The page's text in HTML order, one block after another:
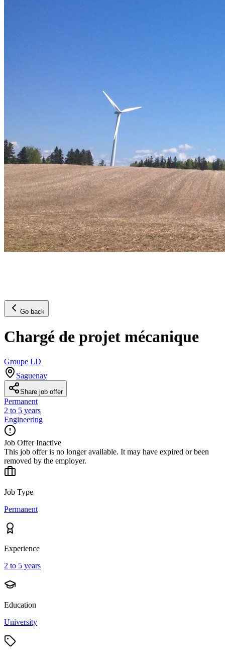
Go back
Chargé de projet mécanique
Groupe LD
Saguenay
Share job offer
Permanent
2 to 5 years
Engineering
Job Offer Inactive
This job offer is no longer available. It may have expired or been
removed by the employer.
Job Type
Permanent
Experience
2 to 5 years
Education
University